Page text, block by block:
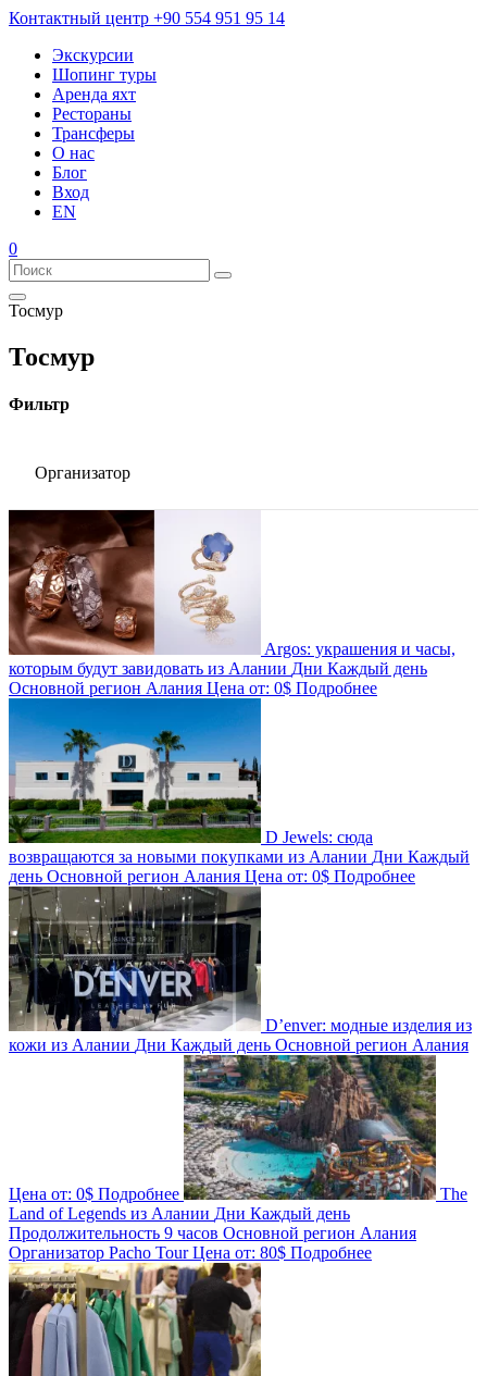
Контактный центр +90 554 951 95 14
Экскурсии
Шопинг туры
Аренда яхт
Рестораны
Трансферы
О нас
Блог
Вход
EN
0
Тосмур
Тосмур
Фильтр
Организатор
Argos: украшения и часы,
которым будут завидовать из Алании Дни Каждый день
Основной регион Алания Цена от: 0$ Подробнее
D Jewels: сюда
возвращаются за новыми покупками из Алании Дни Каждый
день Основной регион Алания Цена от: 0$ Подробнее
D’enver: модные изделия из
кожи из Алании Дни Каждый день Основной регион Алания
Цена от: 0$ Подробнее
The
Land of Legends из Алании Дни Каждый день
Продолжительность 9 часов Основной регион Алания
Организатор Pacho TourЦена от: 80$ Подробнее